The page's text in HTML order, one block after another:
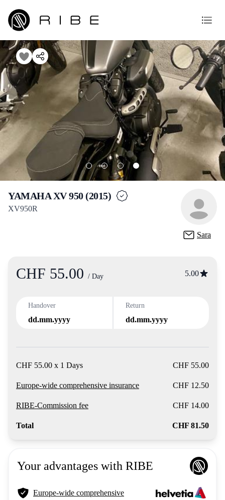
YAMAHA XV 950 (2015)
XV950R
Sara
Product
CHF 55.00 / Day 5.00
Handover
dd.mm.yyyy
Return
dd.mm.yyyy
CHF 55.00 x 1 Days CHF 55.00
Europe-wide comprehensive insurance CHF 12.50
RIBE-Commission fee CHF 14.00
Total CHF 81.50
Your advantages with RIBE
Europe-wide comprehensive